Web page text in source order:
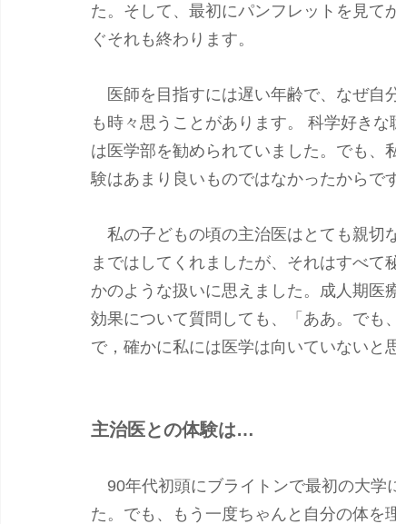
た。そして、最初にパンフレットを見て
ぐそれも終わります。
医師を目指すには遅い年齢で、なぜ自
も時々思うことがあります。 科学好き
は医学部を勧められていました。でも、
験はあまり良いものではなかったからで
私の子どもの頃の主治医はとても親切
まではしてくれましたが、それはすべ
かのような扱いに思えました。成人期医
効果について質問しても、「ああ。でも
で，確かに私には医学は向いていないと
主治医との体験は…
90年代初頭にブライトンで最初の大学
た。でも、もう一度ちゃんと自分の体を